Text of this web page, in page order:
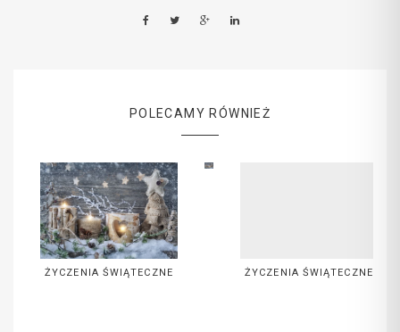
POLECAMY RÓWNIEŻ
ŻYCZENIA ŚWIĄTECZNE ŻYCZENIA ŚWIĄTECZNE